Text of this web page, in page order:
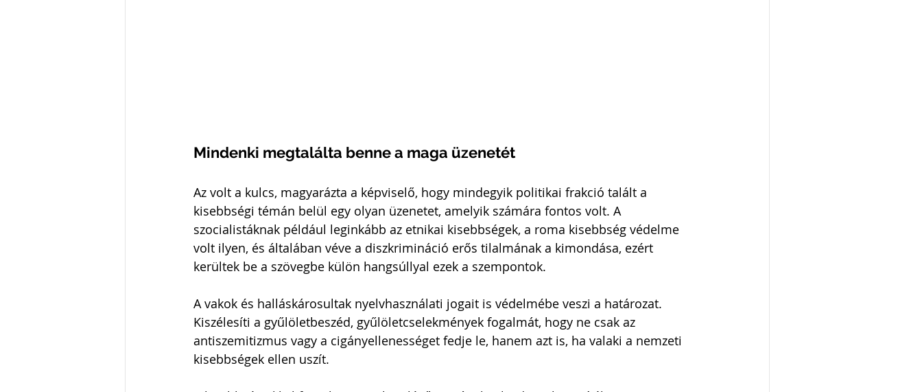
Mindenki megtalálta benne a maga üzenetét
Az volt a kulcs, magyarázta a képviselő, hogy mindegyik politikai frakció talált a
kisebbségi témán belül egy olyan üzenetet, amelyik számára fontos volt. A
szocialistáknak például leginkább az etnikai kisebbségek, a roma kisebbség védelme
volt ilyen, és általában véve a diszkrimináció erős tilalmának a kimondása, ezért
kerültek be a szövegbe külön hangsúllyal ezek a szempontok.
A vakok és halláskárosultak nyelvhasználati jogait is védelmébe veszi a határozat.
Kiszélesíti a gyűlöletbeszéd, gyűlöletcselekmények fogalmát, hogy ne csak az
antiszemitizmus vagy a cigányellenességet fedje le, hanem azt is, ha valaki a nemzeti
kisebbségek ellen uszít.